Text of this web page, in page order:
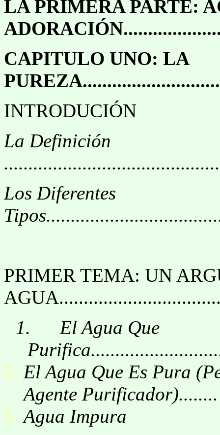
LA PRIMERA PARTE:
CAPITULO UNO: LA
INTRODUCIÓN
La Definición
Los Diferentes
PRIMER TEMA: UN
1.
El Agua Que
El Agua Que Es Pura
Agente Purificador)........
Agua Impura